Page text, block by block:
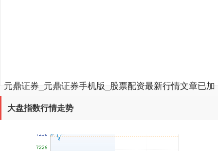
元鼎证券_元鼎证券手机版_股票配资最新行情文章已加
大盘指数行情走势
基金指数 7236.70 +6.90 +0.10%